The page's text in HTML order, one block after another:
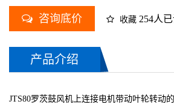
咨询底价 收藏 254人
产品介绍
JTS80罗茨鼓风机上连接电机带动叶轮转动